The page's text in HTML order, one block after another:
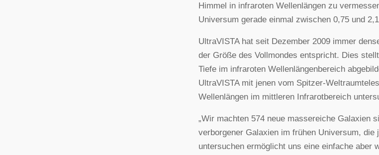
Himmel in infraroten Wellenlängen zu
Universum gerade einmal zwischen 0,75 und
UltraVISTA hat seit Dezember 2009 immer
der Größe des Vollmondes entspricht. Dies
Tiefe im infraroten Wellenlängenbereich
UltraVISTA mit jenen vom Spitzer-
Wellenlängen im mittleren Infrarotbereich
„Wir machten 574 neue massereiche Galaxien
verborgener Galaxien im frühen Universum, die
untersuchen ermöglicht uns eine einfache aber